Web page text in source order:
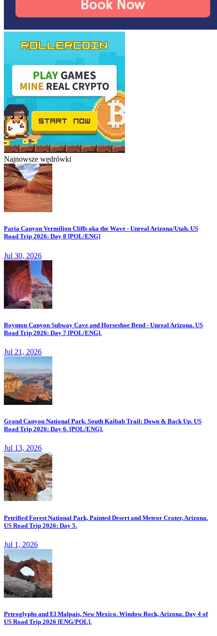
Najnowsze wędrówki
Paria Canyon Vermilion Cliffs aka the Wave - Unreal Arizona/Utah. US
Road Trip 2026: Day 8 [POL/ENG]
Jul 30, 2026
Boynton Canyon Subway Cave and Horseshoe Bend - Unreal Arizona. US
Road Trip 2026: Day 7 [POL/ENG].
Jul 21, 2026
Grand Canyon National Park. South Kaibab Trail: Down & Back Up. US
Road Trip 2026: Day 6. [POL/ENG].
Jul 13, 2026
Petrified Forest National Park, Painted Desert and Meteor Crater, Arizona.
US Road Trip 2026: Day 5.
Jul 1, 2026
Petroglyphs and El Malpais, New Mexico. Window Rock, Arizona. Day 4 of
US Road Trip 2026 [ENG/POL].